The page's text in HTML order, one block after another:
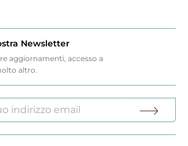
Newsletter
aggiornamenti, accesso a
altro.